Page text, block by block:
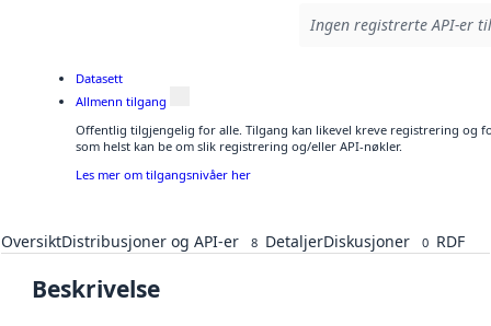
Ingen registrerte API-er
Datasett
Allmenn tilgang
Offentlig tilgjengelig for alle. Tilgang kan likevel kreve registrering og
som helst kan be om slik registrering og/eller API-nøkler.
Les mer om tilgangsnivåer her
OversiktDistribusjoner og API-er 8 DetaljerDiskusjoner 0 RDF
Beskrivelse